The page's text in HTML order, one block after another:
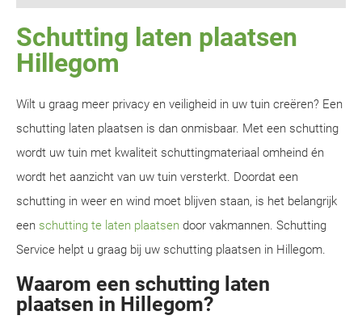
Schutting laten plaatsen
Hillegom
Wilt u graag meer privacy en veiligheid in uw tuin creëren? Een
schutting laten plaatsen is dan onmisbaar. Met een schutting
wordt uw tuin met kwaliteit schuttingmateriaal omheind én
wordt het aanzicht van uw tuin versterkt. Doordat een
schutting in weer en wind moet blijven staan, is het belangrijk
een schutting te laten plaatsen door vakmannen. Schutting
Service helpt u graag bij uw schutting plaatsen in Hillegom.
Waarom een schutting laten
plaatsen in Hillegom?